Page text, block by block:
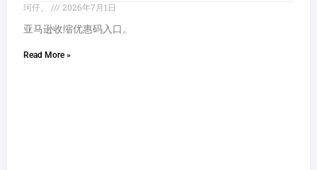
珂仔。
2026年7月1日
亚马逊收缩优惠码入口。
Read More »